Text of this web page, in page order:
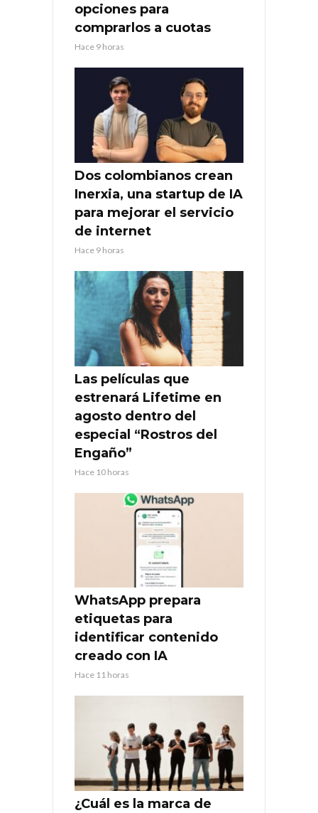
opciones para
comprarlos a cuotas
Hace 9 horas
Dos colombianos crean
Inerxia, una startup de IA
para mejorar el servicio
de internet
Hace 9 horas
Las películas que
estrenará Lifetime en
agosto dentro del
especial “Rostros del
Engaño”
Hace 10 horas
WhatsApp prepara
etiquetas para
identificar contenido
creado con IA
Hace 11 horas
¿Cuál es la marca de